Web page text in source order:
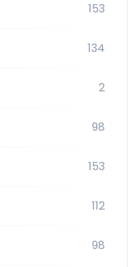
153
134
2
98
153
112
98